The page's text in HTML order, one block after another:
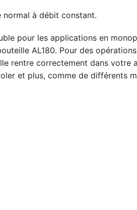
normal à débit constant.
pour les applications en
AL180. Pour des
rentre correctement dans votre
et plus, comme de différents